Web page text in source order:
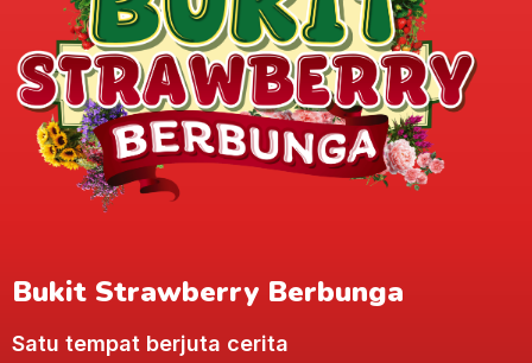
Bukit Strawberry Berbunga
Satu tempat berjuta cerita